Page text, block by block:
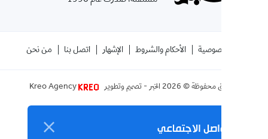
الأحكام والشروط الإشهار اتصل بنا من نحن
2026الخبر - تصميم وتطوير Kreo Agency
الاجتماعي